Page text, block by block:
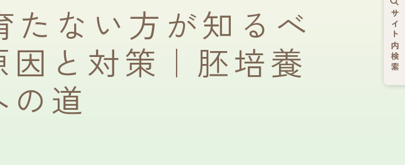
サイト内検索
たない方が知るべ
と対策｜胚培養
道